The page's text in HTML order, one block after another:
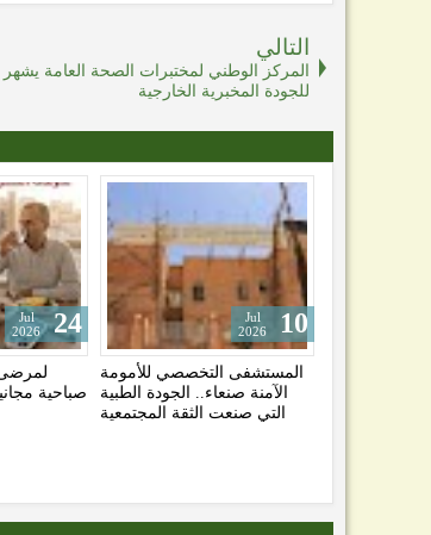
التالي
المركز الوطني لمختبرات الصحة العامة يشهر
للجودة المخبرية الخارجية
من
01
جرامين يمن تبحث تنفيذ
عمليات إصلاح الشفة الأرنبية
للأطفال في مستشفى آزال
03
Aug
2026
بتقنية HoLEP الحديثة..